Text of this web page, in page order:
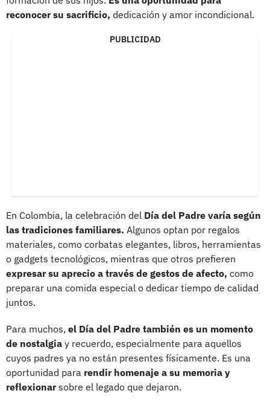
reconocer su sacrificio, dedicación y amor incondicional.
PUBLICIDAD
En Colombia, la celebración del Día del Padre varía según
las tradiciones familiares. Algunos optan por regalos
materiales, como corbatas elegantes, libros, herramientas
o gadgets tecnológicos, mientras que otros prefieren
expresar su aprecio a través de gestos de afecto, como
preparar una comida especial o dedicar tiempo de calidad
juntos.
Para muchos, el Día del Padre también es un momento
de nostalgia y recuerdo, especialmente para aquellos
cuyos padres ya no están presentes físicamente. Es una
oportunidad para rendir homenaje a su memoria y
reflexionarsobre el legado que dejaron.